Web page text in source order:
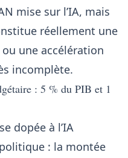
mise sur l’IA, mais
réellement une
une accélération
incomplète.
: 5 % du PIB et 1
dopée à l’IA
: la montée